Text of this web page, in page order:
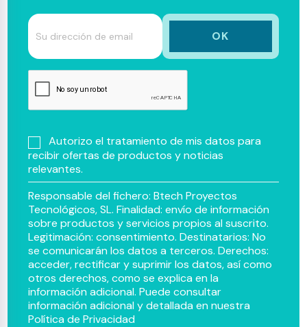
Autorizo el tratamiento de mis datos para
recibir ofertas de productos y noticias
relevantes.
Responsable del fichero: Btech Proyectos
Tecnológicos, SL. Finalidad: envío de información
sobre productos y servicios propios al suscrito.
Legitimación: consentimiento. Destinatarios: No
se comunicarán los datos a terceros. Derechos:
acceder, rectificar y suprimir los datos, así como
otros derechos, como se explica en la
información adicional. Puede consultar
información adicional y detallada en nuestra
Política de Privacidad